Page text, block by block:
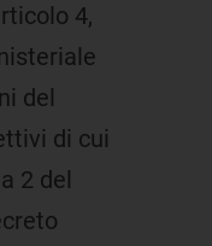
4,
del
di cui
2 del